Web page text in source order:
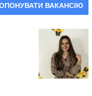
ВАКАНСІЮ